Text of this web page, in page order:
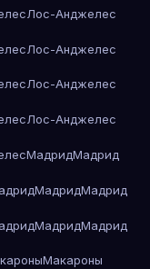
Лос-Анджелес
Лос-Анджелес
Лос-Анджелес
Лос-Анджелес
МадридМадрид
МадридМадрид
МадридМадрид
Макароны